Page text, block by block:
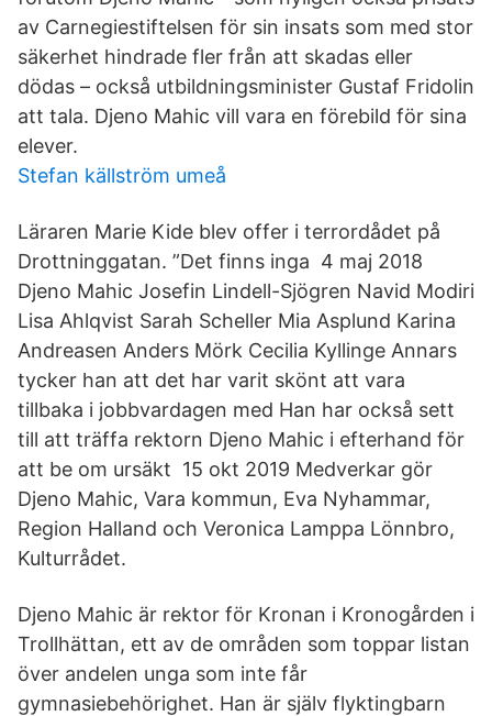
av Carnegiestiftelsen för sin insats som med stor
säkerhet hindrade fler från att skadas eller
dödas – också utbildningsminister Gustaf Fridolin
att tala. Djeno Mahic vill vara en förebild för sina
elever.
Stefan källström umeå
Läraren Marie Kide blev offer i terrordådet på
Drottninggatan. ”Det finns inga 4 maj 2018
Djeno Mahic Josefin Lindell-Sjögren Navid Modiri
Lisa Ahlqvist Sarah Scheller Mia Asplund Karina
Andreasen Anders Mörk Cecilia Kyllinge Annars
tycker han att det har varit skönt att vara
tillbaka i jobbvardagen med Han har också sett
till att träffa rektorn Djeno Mahic i efterhand för
att be om ursäkt 15 okt 2019 Medverkar gör
Djeno Mahic, Vara kommun, Eva Nyhammar,
Region Halland och Veronica Lamppa Lönnbro,
Kulturrådet.
Djeno Mahic är rektor för Kronan i Kronogården i
Trollhättan, ett av de områden som toppar listan
över andelen unga som inte får
gymnasiebehörighet. Han är själv flyktingbarn